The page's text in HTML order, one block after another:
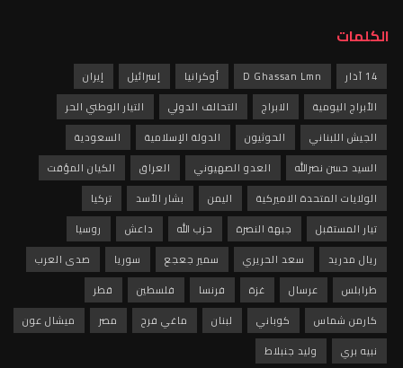
الكلمات
14 آذار D Ghassan Lmn أوكرانيا إسرائيل
إيران
الأبراج اليومية
الابراج التحالف الدولي
التيار الوطني الحر
الجيش اللبناني
الحوثيون الدولة الإسلامية
السعودية
السيد حسن نصرالله
العدو الصهيوني العراق
الكيان المؤقت
الولايات المتحدة الاميركية
اليمن بشار الأسد
تركيا
تيار المستقبل
جبهة النصرة حزب الله داعش
روسيا
ريال مدريد
سعد الحريري سمير جعجع سوريا
صدى العرب
طرابلس
عرسال غزة فرنسا فلسطين
قطر
كارمن شماس
كوباني لبنان ماغي فرح مصر
ميشال عون
نبيه بري
وليد جنبلاط